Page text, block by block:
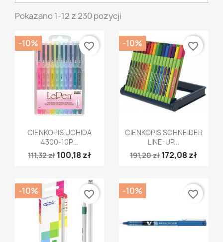
Pokazano 1-12 z 230 pozycji
Szybki podgląd
CIENKOPIS UCHIDA
4300-10P...
111,32 zł 100,18 zł
-10% favorite_border
Szybki podgląd
CIENKOPIS SCHNEIDER
LINE-UP...
191,20 zł 172,08 zł
-10% favorite_border
-10% favorite_border -10% favorite_border